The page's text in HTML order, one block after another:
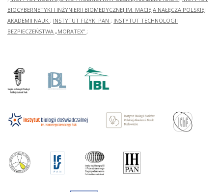
BIOCYBERNETYKI I INŻYNIERII BIOMEDYCZNEJ IM. MACIEJA NAŁĘCZA POLSKIEJ
AKADEMII NAUK ; INSTYTUT FIZYKI PAN ; INSTYTUT TECHNOLOGII
BEZPIECZEŃSTWA „MORATEX” ;